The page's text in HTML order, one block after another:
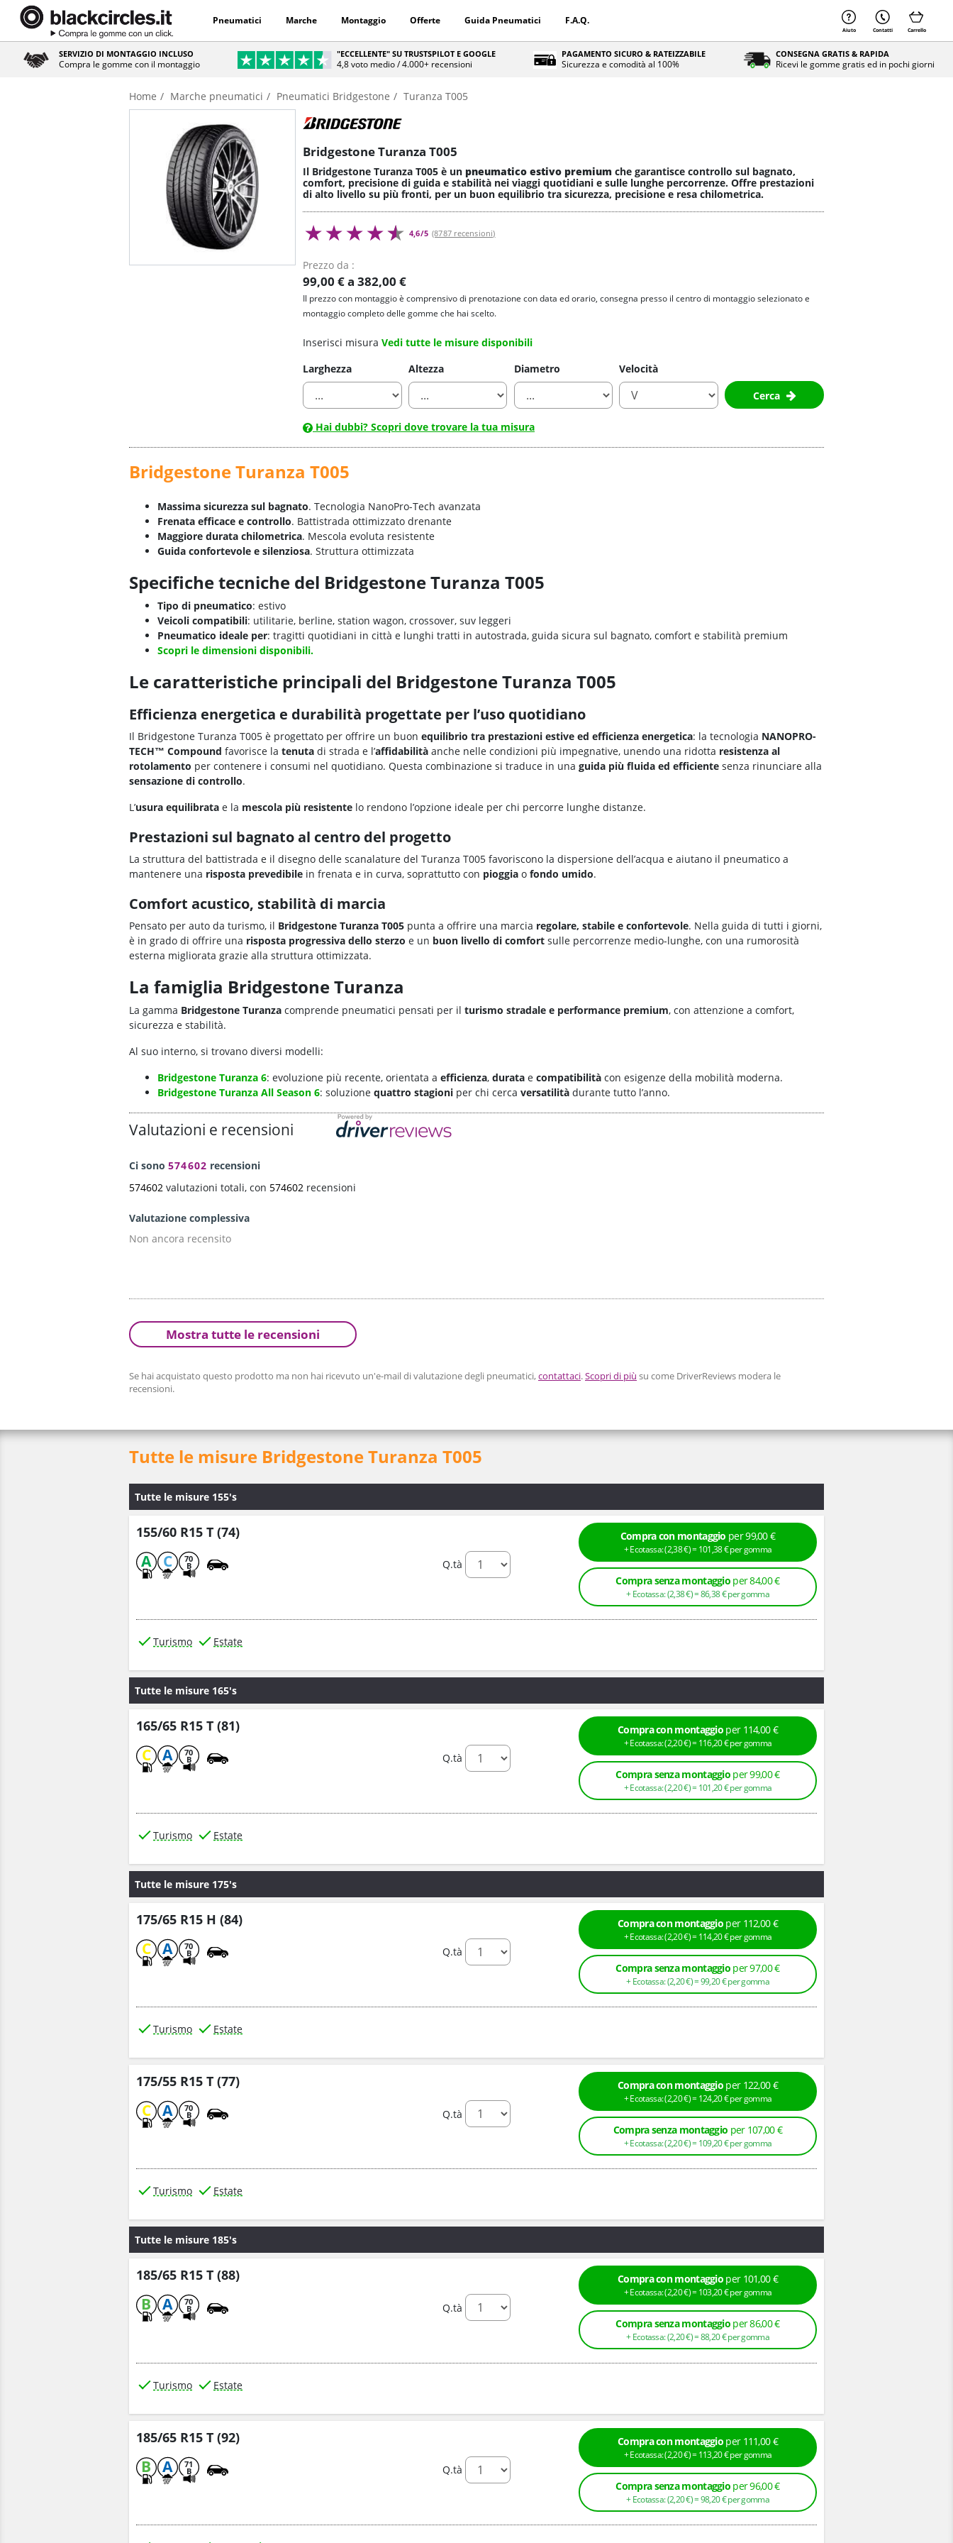
Pneumatici Marche Montaggio Offerte Guida Pneumatici F.A.Q.
Aiuto Contatti Carrello
SERVIZIO DI MONTAGGIO INCLUSO
Compra le gomme con il montaggio
"ECCELLENTE" SU TRUSTSPILOT E GOOGLE
4,8 voto medio / 4.000+ recensioni
PAGAMENTO SICURO & RATEIZZABILE
Sicurezza e comodità al 100%
CONSEGNA GRATIS & RAPIDA
Ricevi le gomme gratis ed in pochi giorni
Home Marche pneumatici Pneumatici Bridgestone Turanza T005
Bridgestone Turanza T005
Il Bridgestone Turanza T005 è un pneumatico estivo premium che garantisce controllo sul bagnato,
comfort, precisione di guida e stabilità nei viaggi quotidiani e sulle lunghe percorrenze. Offre prestazioni
di alto livello su più fronti, per un buon equilibrio tra sicurezza, precisione e resa chilometrica.
4,6/5 (8787 recensioni)
Prezzo da :
99,00 € a 382,00 €
Il prezzo con montaggio è comprensivo di prenotazione con data ed orario, consegna presso il centro di montaggio selezionato e
montaggio completo delle gomme che hai scelto.
Inserisci misura Vedi tutte le misure disponibili
Larghezza
Altezza Diametro
Velocità
Cerca
Hai dubbi? Scopri dove trovare la tua misura
Bridgestone Turanza T005
Massima sicurezza sul bagnato. Tecnologia NanoPro-Tech avanzata
Frenata efficace e controllo. Battistrada ottimizzato drenante
Maggiore durata chilometrica. Mescola evoluta resistente
Guida confortevole e silenziosa. Struttura ottimizzata
Specifiche tecniche del Bridgestone Turanza T005
Tipo di pneumatico: estivo
Veicoli compatibili: utilitarie, berline, station wagon, crossover, suv leggeri
Pneumatico ideale per: tragitti quotidiani in città e lunghi tratti in autostrada, guida sicura sul bagnato, comfort e stabilità premium
Scopri le dimensioni disponibili.
Le caratteristiche principali del Bridgestone Turanza T005
Efficienza energetica e durabilità progettate per l’uso quotidiano
Il Bridgestone Turanza T005 è progettato per offrire un buon equilibrio tra prestazioni estive ed efficienza energetica: la tecnologia NANOPRO-
TECH™ Compound favorisce la tenuta di strada e l’affidabilità anche nelle condizioni più impegnative, unendo una ridotta resistenza al
rotolamento per contenere i consumi nel quotidiano. Questa combinazione si traduce in una guida più fluida ed efficiente senza rinunciare alla
sensazione di controllo.
L’usura equilibrata e la mescola più resistente lo rendono l’opzione ideale per chi percorre lunghe distanze.
Prestazioni sul bagnato al centro del progetto
La struttura del battistrada e il disegno delle scanalature del Turanza T005 favoriscono la dispersione dell’acqua e aiutano il pneumatico a
mantenere una risposta prevedibile in frenata e in curva, soprattutto con pioggia o fondo umido.
Comfort acustico, stabilità di marcia
Pensato per auto da turismo, il Bridgestone Turanza T005 punta a offrire una marcia regolare, stabile e confortevole. Nella guida di tutti i giorni,
è in grado di offrire una risposta progressiva dello sterzo e un buon livello di comfort sulle percorrenze medio-lunghe, con una rumorosità
esterna migliorata grazie alla struttura ottimizzata.
La famiglia Bridgestone Turanza
La gamma Bridgestone Turanza comprende pneumatici pensati per il turismo stradale e performance premium, con attenzione a comfort,
sicurezza e stabilità.
Al suo interno, si trovano diversi modelli:
Bridgestone Turanza 6: evoluzione più recente, orientata a efficienza, durata e compatibilità con esigenze della mobilità moderna.
Bridgestone Turanza All Season 6: soluzione quattro stagioni per chi cerca versatilità durante tutto l’anno.
Valutazioni e recensioni
Ci sono 574602 recensioni
574602 valutazioni totali, con 574602 recensioni
Valutazione complessiva
Non ancora recensito
Mostra tutte le recensioni
Se hai acquistato questo prodotto ma non hai ricevuto un'e-mail di valutazione degli pneumatici,contattaci.Scopri di più su come DriverReviews modera le
recensioni.
Tutte le misure Bridgestone Turanza T005
Tutte le misure 155's
155/60 R15 T (74)
A C 70
B Q.tà
Compra con montaggio per 99,00 €
+ Ecotassa: (2,38€ ) =101,38€per gomma
Compra senza montaggio per 84,00 €
+ Ecotassa: (2,38€ ) =86,38€per gomma
Turismo Estate
Tutte le misure 165's
165/65 R15 T (81)
C A 70
B Q.tà
Compra con montaggio per 114,00 €
+ Ecotassa: (2,20€ ) =116,20€per gomma
Compra senza montaggio per 99,00 €
+ Ecotassa: (2,20€ ) =101,20€per gomma
Turismo Estate
Tutte le misure 175's
175/65 R15 H (84)
C A 70
B Q.tà
Compra con montaggio per 112,00 €
+ Ecotassa: (2,20€ ) =114,20€per gomma
Compra senza montaggio per 97,00 €
+ Ecotassa: (2,20€ ) =99,20€per gomma
Turismo Estate
175/55 R15 T (77)
C A 70
B Q.tà
Compra con montaggio per 122,00 €
+ Ecotassa: (2,20€ ) =124,20€per gomma
Compra senza montaggio per 107,00 €
+ Ecotassa: (2,20€ ) =109,20€per gomma
Turismo Estate
Tutte le misure 185's
185/65 R15 T (88)
B A 70
B Q.tà
Compra con montaggio per 101,00 €
+ Ecotassa: (2,20€ ) =103,20€per gomma
Compra senza montaggio per 86,00 €
+ Ecotassa: (2,20€ ) =88,20€per gomma
Turismo Estate
185/65 R15 T (92)
B A 71
B Q.tà
Compra con montaggio per 111,00 €
+ Ecotassa: (2,20€ ) =113,20€per gomma
Compra senza montaggio per 96,00 €
+ Ecotassa: (2,20€ ) =98,20€per gomma